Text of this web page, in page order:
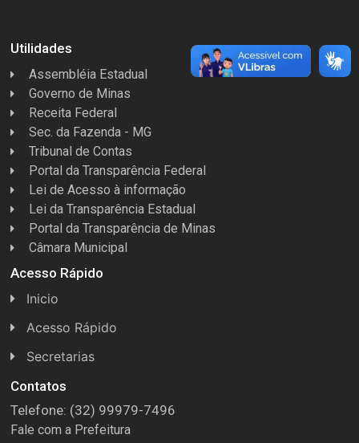
Utilidades
Assembléia Estadual
Governo de Minas
Receita Federal
Sec. da Fazenda - MG
Tribunal de Contas
Portal da Transparência Federal
Lei de Acesso à informação
Lei da Transparência Estadual
Portal da Transparência de Minas
Câmara Municipal
Acesso Rápido
Inicio
Acesso Rápido
Concursos
Conselhos
Espera Feliz Antigamente
Secretarias
Licitações
Secretaria de Esportes
Contatos
Telefone: (32) 99979-7496
Fale com a Prefeitura